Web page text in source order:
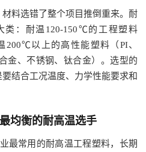
料选错了整个项目推倒重来。耐
类：耐温120-150℃的工程塑料
200℃以上的高性能塑料（PI、
金、不锈钢、钛合金）。选型的
结合工况温度、力学性能要求和
均衡的耐高温选手
最常用的耐高温工程塑料，长期